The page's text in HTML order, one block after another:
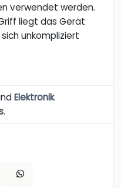
verwendet werden.
liegt das Gerät
unkompliziert
Elektronik.
.